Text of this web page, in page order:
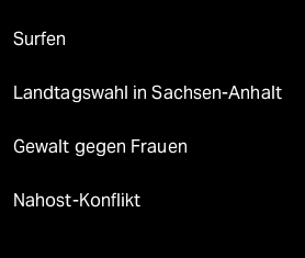
Surfen
Landtagswahl in Sachsen-Anhalt
Gewalt gegen Frauen
Nahost-Konflikt